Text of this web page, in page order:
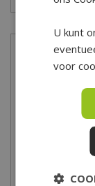
Hubo
In onze Hubo
Bouw- en
ook badkamer-
U kunt
voor